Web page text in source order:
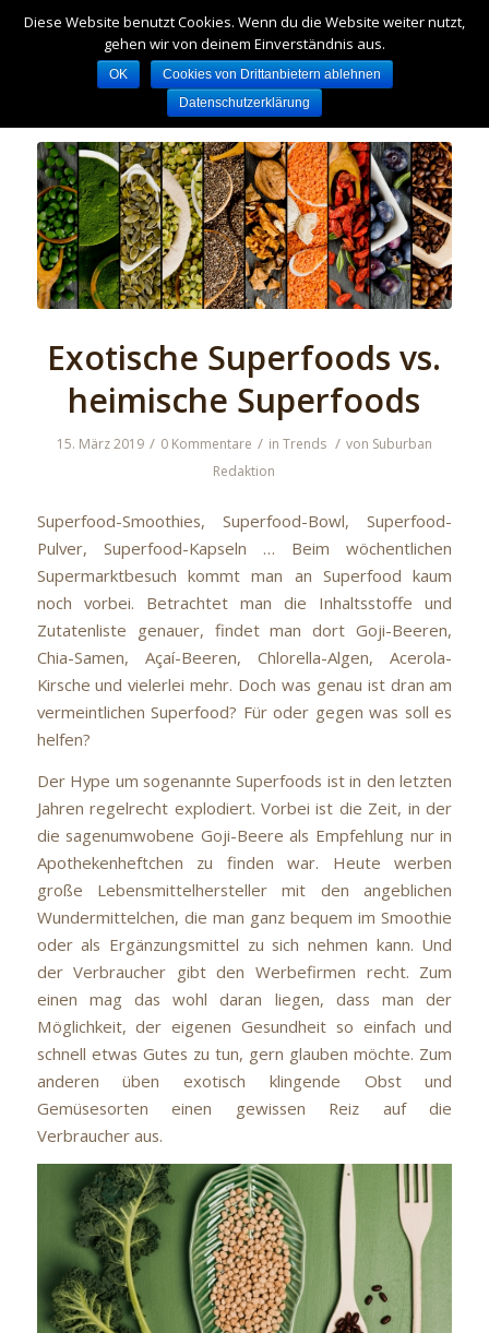
Exotische Superfoods vs.
heimische Superfoods
15. März 2019 / 0 Kommentare / in Trends / von Suburban
Redaktion
Superfood-Smoothies, Superfood-Bowl, Superfood-
Pulver, Superfood-Kapseln … Beim wöchentlichen
Supermarktbesuch kommt man an Superfood kaum
noch vorbei. Betrachtet man die Inhaltsstoffe und
Zutatenliste genauer, findet man dort Goji-Beeren,
Chia-Samen, Açaí-Beeren, Chlorella-Algen, Acerola-
Kirsche und vielerlei mehr. Doch was genau ist dran am
vermeintlichen Superfood? Für oder gegen was soll es
helfen?
Der Hype um sogenannte Superfoods ist in den letzten
Jahren regelrecht explodiert. Vorbei ist die Zeit, in der
die sagenumwobene Goji-Beere als Empfehlung nur in
Apothekenheftchen zu finden war. Heute werben
große Lebensmittelhersteller mit den angeblichen
Wundermittelchen, die man ganz bequem im Smoothie
oder als Ergänzungsmittel zu sich nehmen kann. Und
der Verbraucher gibt den Werbefirmen recht. Zum
einen mag das wohl daran liegen, dass man der
Möglichkeit, der eigenen Gesundheit so einfach und
schnell etwas Gutes zu tun, gern glauben möchte. Zum
anderen üben exotisch klingende Obst und
Gemüsesorten einen gewissen Reiz auf die
Verbraucher aus.
Diese Website benutzt Cookies. Wenn du die Website weiter nutzt,
gehen wir von deinem Einverständnis aus.
OK
Cookies von Drittanbietern ablehnen
Datenschutzerklärung